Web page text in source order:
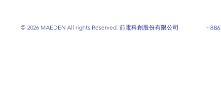
© 2026 MAEDEN All rights Reserved. 前電科創股份有限公司